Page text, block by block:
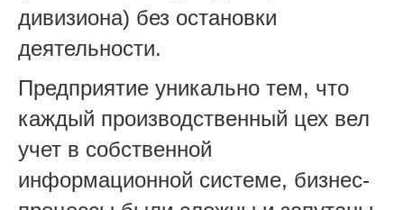
дивизиона) без остановки
деятельности.
Предприятие уникально тем, что
каждый производственный цех вел
учет в собственной
информационной системе, бизнес-